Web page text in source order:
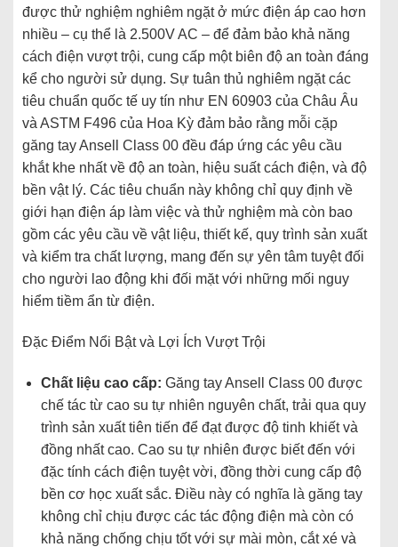
được thử nghiệm nghiêm ngặt ở mức điện áp cao hơn
nhiều – cụ thể là 2.500V AC – để đảm bảo khả năng
cách điện vượt trội, cung cấp một biên độ an toàn đáng
kể cho người sử dụng. Sự tuân thủ nghiêm ngặt các
tiêu chuẩn quốc tế uy tín như EN 60903 của Châu Âu
và ASTM F496 của Hoa Kỳ đảm bảo rằng mỗi cặp
găng tay Ansell Class 00 đều đáp ứng các yêu cầu
khắt khe nhất về độ an toàn, hiệu suất cách điện, và độ
bền vật lý. Các tiêu chuẩn này không chỉ quy định về
giới hạn điện áp làm việc và thử nghiệm mà còn bao
gồm các yêu cầu về vật liệu, thiết kế, quy trình sản xuất
và kiểm tra chất lượng, mang đến sự yên tâm tuyệt đối
cho người lao động khi đối mặt với những mối nguy
hiểm tiềm ẩn từ điện.
Đặc Điểm Nổi Bật và Lợi Ích Vượt Trội
Chất liệu cao cấp: Găng tay Ansell Class 00 được
chế tác từ cao su tự nhiên nguyên chất, trải qua quy
trình sản xuất tiên tiến để đạt được độ tinh khiết và
đồng nhất cao. Cao su tự nhiên được biết đến với
đặc tính cách điện tuyệt vời, đồng thời cung cấp độ
bền cơ học xuất sắc. Điều này có nghĩa là găng tay
không chỉ chịu được các tác động điện mà còn có
khả năng chống chịu tốt với sự mài mòn, cắt xé và